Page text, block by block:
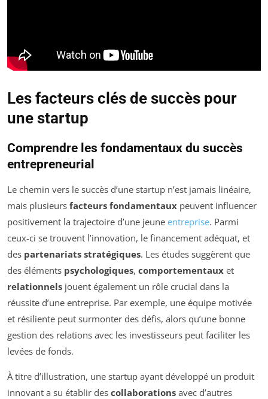
Les facteurs clés de succès pour
une startup
Comprendre les fondamentaux du succès
entrepreneurial
Le chemin vers le succès d’une startup n’est jamais linéaire,
mais plusieurs facteurs fondamentaux peuvent influencer
positivement la trajectoire d’une jeune entreprise. Parmi
ceux-ci se trouvent l’innovation, le financement adéquat, et
des partenariats stratégiques. Les études suggèrent que
des éléments psychologiques, comportementaux et
relationnels jouent également un rôle crucial dans la
réussite d’une entreprise. Par exemple, une équipe motivée
et résiliente peut surmonter des défis, alors qu’une bonne
gestion des relations avec les investisseurs peut faciliter les
levées de fonds.
À titre d’illustration, une startup ayant développé un produit
innovant a su établir des collaborations avec d’autres